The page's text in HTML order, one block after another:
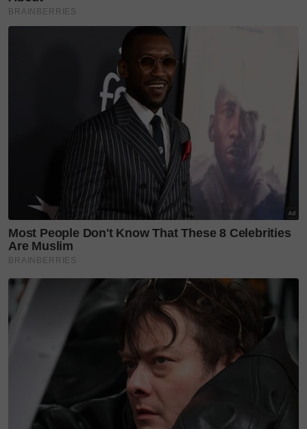
OKU penglihatan besarkan 3 anak
Kepada penulis, suri rumah itu terus berkongsi rasa
pilunya yang sukar untuk dibendung lagi.
Jika dibiarkan, keadaan Aqil
dikhuatiri akan menjadi lebih
teruk. Sebelum ini pun, Aqil
sudah menjalani pembedahan
menebuk leher untuk saluran
pernafasan dan perut (saluran
makanan) pada 19 September
dua tahun lalu.
Ujar dengan nada penuh sebak, mereka sekeluarga
tidak menduga anak bongsu daripada tiga beradik
itu diuji musibah cukup besar, sedangkan sepanjang
kehamilan, tiada sebarang masalah timbul dan tiada